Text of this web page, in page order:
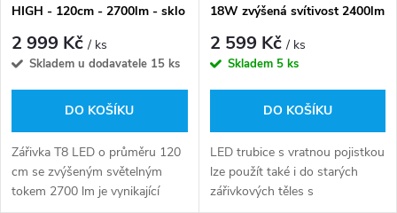
r
o
d
u
p
r
d
HIGH - 120cm - 2700lm - sklo
2 999 Kč/ ks
Skladem u dodavatele 15 ks
DO KOŠÍKU
Zářivka T8 LED o průměru 120
cm se zvýšeným světelným
tokem 2700 lm je vynikající
18W zvýšená svítivost 2400lm
2 599 Kč/ ks
Skladem 5 ks
DO KOŠÍKU
LED trubice s vratnou pojistkou
lze použít také i do starých
zářivkových těles s